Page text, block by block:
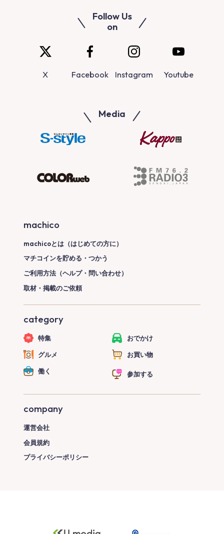
Follow Us
on
X Facebook Instagram Youtube
Media
machico
machicoとは（はじめての方に）
マチコインを貯める・つかう
ご利用方法（ヘルプ・問い合わせ）
取材・掲載のご依頼
category
特集 おでかけ
グルメ お買い物
働く 参加する
company
運営会社
会員規約
プライバシーポリシー